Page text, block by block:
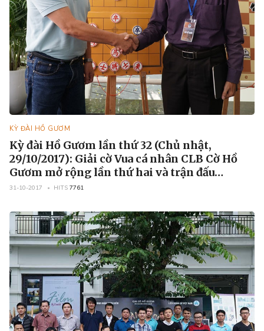
KỲ ĐÀI HỒ GƯƠM
Kỳ đài Hồ Gươm lần thứ 32 (Chủ nhật,
29/10/2017): Giải cờ Vua cá nhân CLB Cờ Hồ
Gươm mở rộng lần thứ hai và trận đấu
“Lưỡng kỳ”
31-10-2017 HITS 7761